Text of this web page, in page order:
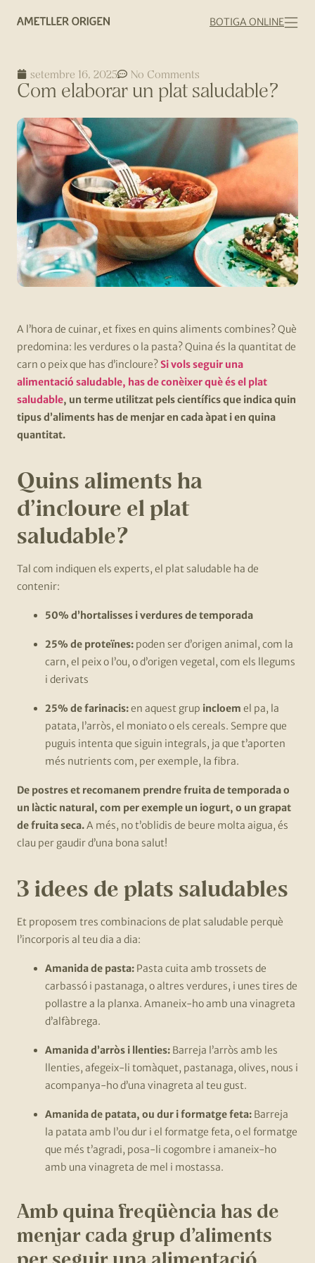
BOTIGA ONLINE
setembre 16, 2025 No Comments
Com elaborar un plat saludable?
A l’hora de cuinar, et fixes en quins aliments combines? Què
predomina: les verdures o la pasta? Quina és la quantitat de
carn o peix que has d’incloure?Si vols seguir una
alimentació saludable, has de conèixer què és el plat
saludable, un terme utilitzat pels científics que indica quin
tipus d’aliments has de menjar en cada àpat i en quina
quantitat.
Quins aliments ha
d’incloure el plat
saludable?
Tal com indiquen els experts, el plat saludable ha de
contenir:
50% d’hortalisses i verdures de temporada
25% de proteïnes: poden ser d’origen animal, com la
carn, el peix o l’ou, o d’origen vegetal, com els llegums
i derivats
25% de farinacis:en aquest grup incloem el pa, la
patata, l’arròs, el moniato o els cereals. Sempre que
puguis intenta que siguin integrals, ja que t’aporten
més nutrients com, per exemple, la fibra.
De postres et recomanem prendre fruita de temporada o
un làctic natural, com per exemple un iogurt, o un grapat
de fruita seca.A més, no t’oblidis de beure molta aigua, és
clau per gaudir d’una bona salut!
3 idees de plats saludables
Et proposem tres combinacions de plat saludable perquè
l’incorporis al teu dia a dia:
Amanida de pasta: Pasta cuita amb trossets de
carbassó i pastanaga, o altres verdures, i unes tires de
pollastre a la planxa. Amaneix-ho amb una vinagreta
d’alfàbrega.
Amanida d’arròs i llenties: Barreja l’arròs amb les
llenties, afegeix-li tomàquet, pastanaga, olives, nous i
acompanya-ho d’una vinagreta al teu gust.
Amanida de patata, ou dur i formatge feta: Barreja
la patata amb l’ou dur i el formatge feta, o el formatge
que més t’agradi, posa-li cogombre i amaneix-ho
amb una vinagreta de mel i mostassa.
Amb quina freqüència has de
menjar cada grup d’aliments